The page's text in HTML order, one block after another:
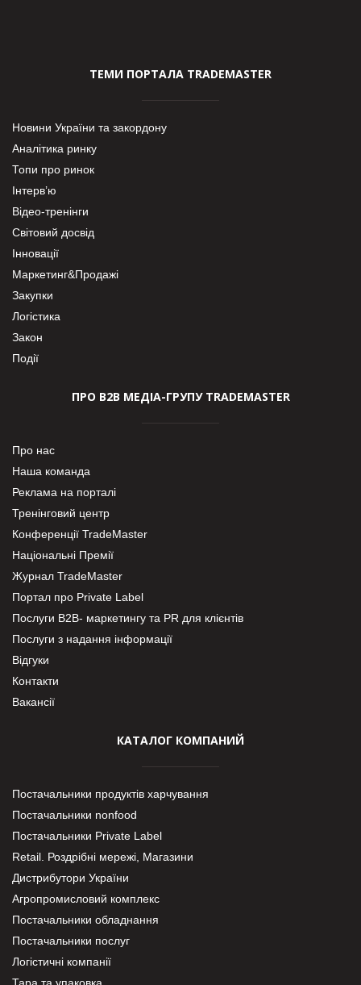
ТЕМИ ПОРТАЛА TRADEMASTER
Новини України та закордону
Аналітика ринку
Топи про ринок
Інтерв’ю
Відео-тренінги
Світовий досвід
Інновації
Маркетинг&Продажі
Закупки
Логістика
Закон
Події
ПРО В2В МЕДІА-ГРУПУ TRADEMASTER
Про нас
Наша команда
Реклама на порталі
Тренінговий центр
Конференції TradeMaster
Національні Премії
Журнал TradeMaster
Портал про Private Label
Послуги В2В- маркетингу та PR для клієнтів
Послуги з надання інформації
Відгуки
Контакти
Вакансії
КАТАЛОГ КОМПАНИЙ
Постачальники продуктів харчування
Постачальники nonfood
Постачальники Private Label
Retail. Роздрібні мережі, Магазини
Дистрибутори України
Агропромисловий комплекс
Постачальники обладнання
Постачальники послуг
Логістичні компанії
Тара та упаковка